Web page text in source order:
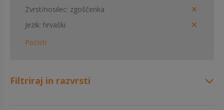
Zvrst/nosilec zgoščenka
Jezik hrvaški
Počisti
Filtriraj in razvrsti